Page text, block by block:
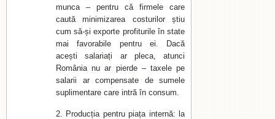
munca – pentru că firmele care
caută minimizarea costurilor știu
cum să-și exporte profiturile în state
mai favorabile pentru ei. Dacă
acești salariați ar pleca, atunci
România nu ar pierde – taxele pe
salarii ar compensate de sumele
suplimentare care intră în consum.
2. Producția pentru piața internă: la